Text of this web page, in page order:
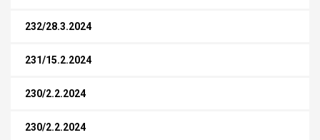
232/28.3.2024
231/15.2.2024
230/2.2.2024
230/2.2.2024